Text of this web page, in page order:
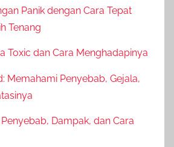
Panik dengan Cara Tepat
Tenang
Toxic dan Cara Menghadapinya
Memahami Penyebab, Gejala,
Dampak, dan Cara